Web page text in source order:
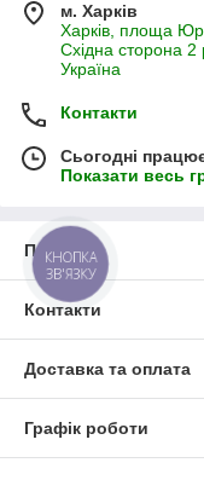
м. Харків
Харків, площа
Східна сторона 2
Україна
Контакти
Сьогодні
Показати весь
Про нас
Контакти
Доставка та оплата
Графік роботи
КНОПКА
ЗВ'ЯЗКУ